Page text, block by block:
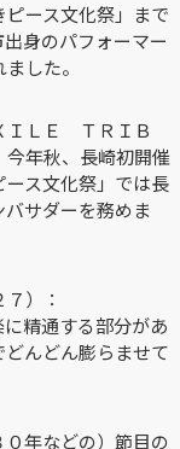
ース文化祭」まで
身のパフォーマー
した。
ＬＥ ＴＲＩＢ
今年秋、長崎初開催
ス文化祭」では長
サダーを務めま
）：
に精通する部分があ
んどん膨らませて
年などの）節目の